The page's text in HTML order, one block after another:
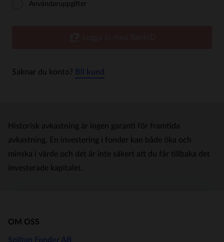
Användaruppgifter
Saknar du konto? Bli kund
Historisk avkastning är ingen garanti för framtida
avkastning. En investering i fonder kan både öka och
minska i värde och det är inte säkert att du får tillbaka det
investerade kapitalet.
OM OSS
Spiltan Fonder AB